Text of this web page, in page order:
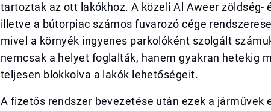
tartoztak az ott lakókhoz. A közeli Al Aweer zöldség-
illetve a bútorpiac számos fuvarozó cége
mivel a környék ingyenes parkolóként szolgált
nemcsak a helyet foglalták, hanem gyakran hetekig
teljesen blokkolva a lakók lehetőségeit.
A fizetős rendszer bevezetése után ezek a járművek